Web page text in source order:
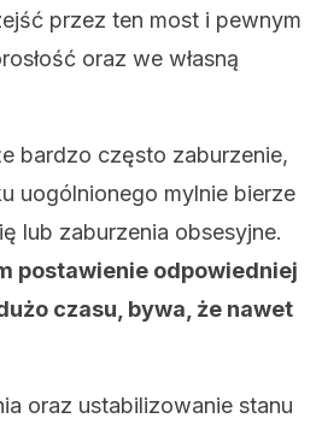
przez ten most i pewnym
oraz we własną
bardzo często zaburzenie,
uogólnionego mylnie bierze
lub zaburzenia obsesyjne.
postawienie odpowiedniej
czasu, bywa, że nawet
oraz ustabilizowanie stanu